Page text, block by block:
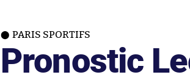
PARIS SPORTIFS
Pronostic